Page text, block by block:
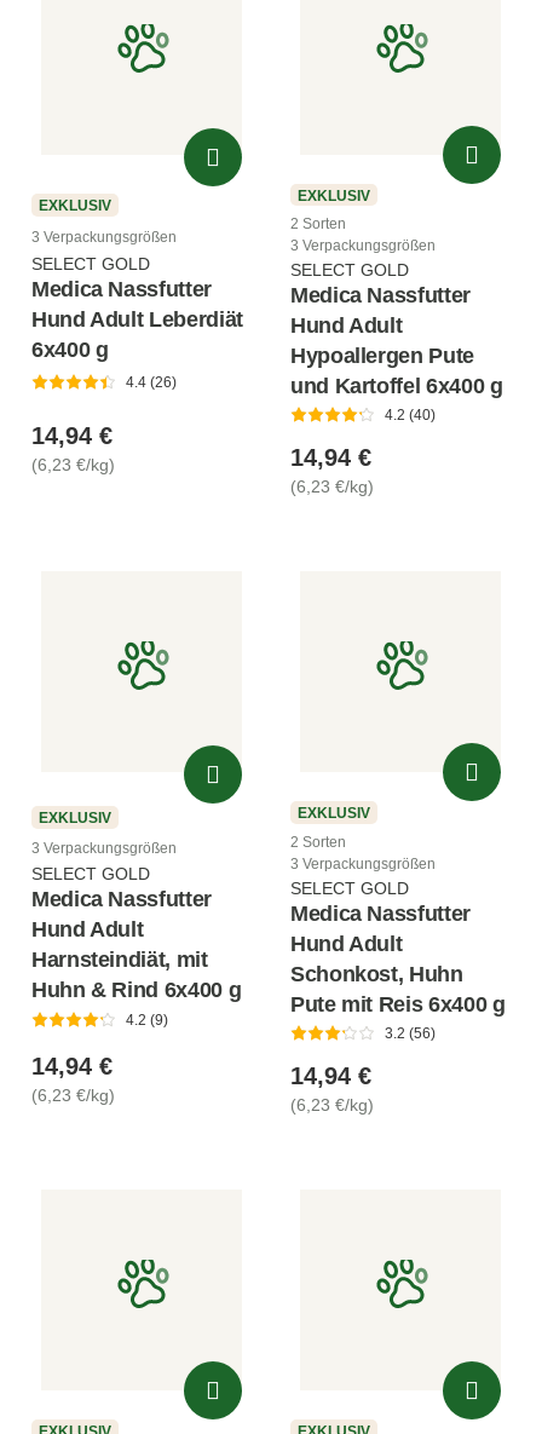
EXKLUSIV
3 Verpackungsgrößen
SELECT GOLD
Medica Nassfutter
Hund Adult Leberdiät
6x400 g
4.4 (26)
14,94 €
(6,23 €/kg)
EXKLUSIV
2 Sorten
3 Verpackungsgrößen
SELECT GOLD
Medica Nassfutter
Hund Adult
Hypoallergen Pute
und Kartoffel 6x400 g
4.2 (40)
14,94 €
(6,23 €/kg)
EXKLUSIV
3 Verpackungsgrößen
SELECT GOLD
Medica Nassfutter
Hund Adult
Harnsteindiät, mit
Huhn & Rind 6x400 g
4.2 (9)
14,94 €
(6,23 €/kg)
EXKLUSIV
2 Sorten
3 Verpackungsgrößen
SELECT GOLD
Medica Nassfutter
Hund Adult
Schonkost, Huhn
Pute mit Reis 6x400 g
3.2 (56)
14,94 €
(6,23 €/kg)